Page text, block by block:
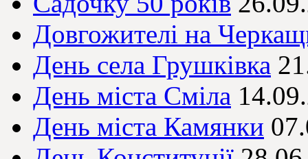
Довгожителі на
День села Грушківка
День міста Сміла
День міста Камянки